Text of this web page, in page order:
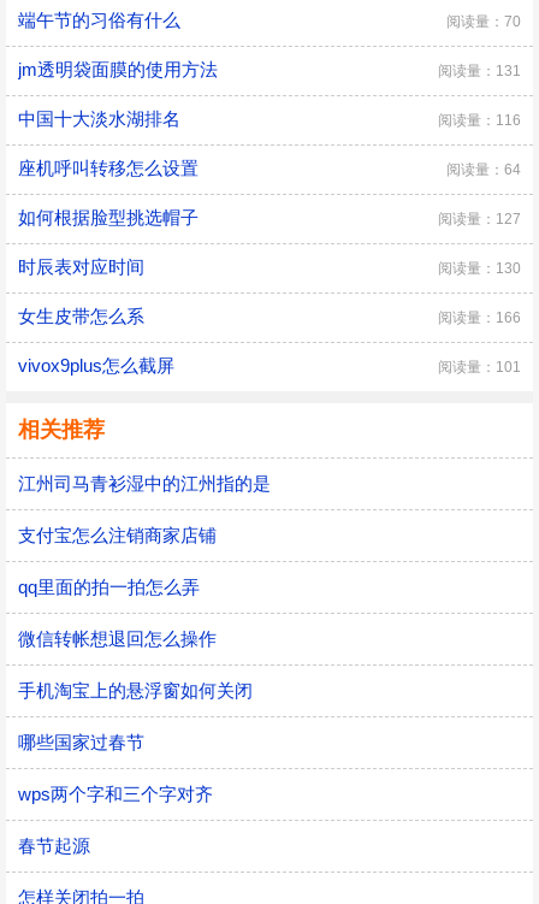
端午节的习俗有什么 阅读量：70
jm透明袋面膜的使用方法 阅读量：131
中国十大淡水湖排名 阅读量：116
座机呼叫转移怎么设置 阅读量：64
如何根据脸型挑选帽子 阅读量：127
时辰表对应时间 阅读量：130
女生皮带怎么系 阅读量：166
vivox9plus怎么截屏 阅读量：101
相关推荐
江州司马青衫湿中的江州指的是
支付宝怎么注销商家店铺
qq里面的拍一拍怎么弄
微信转帐想退回怎么操作
手机淘宝上的悬浮窗如何关闭
哪些国家过春节
wps两个字和三个字对齐
春节起源
怎样关闭拍一拍